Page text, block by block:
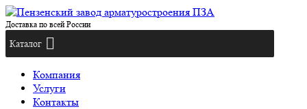
Доставка по всей России
Каталог
Компания
Услуги
Контакты